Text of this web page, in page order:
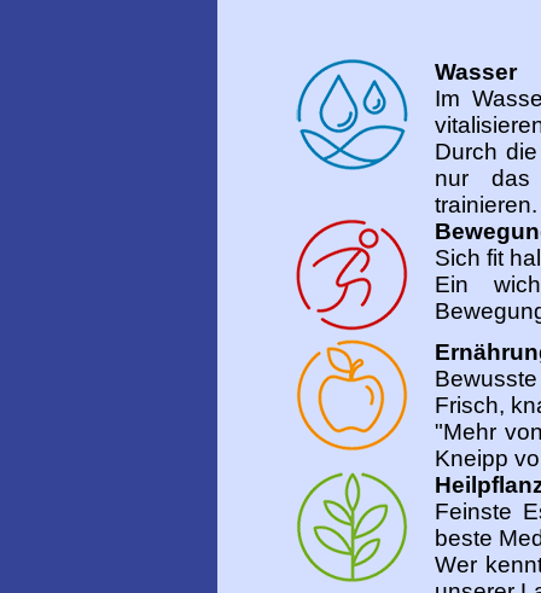
Wasser
Im
Durch
nur das
trainieren.
Sich fit
Ein
Frisch,
"Mehr
Kneipp
Feinste
beste
Wer